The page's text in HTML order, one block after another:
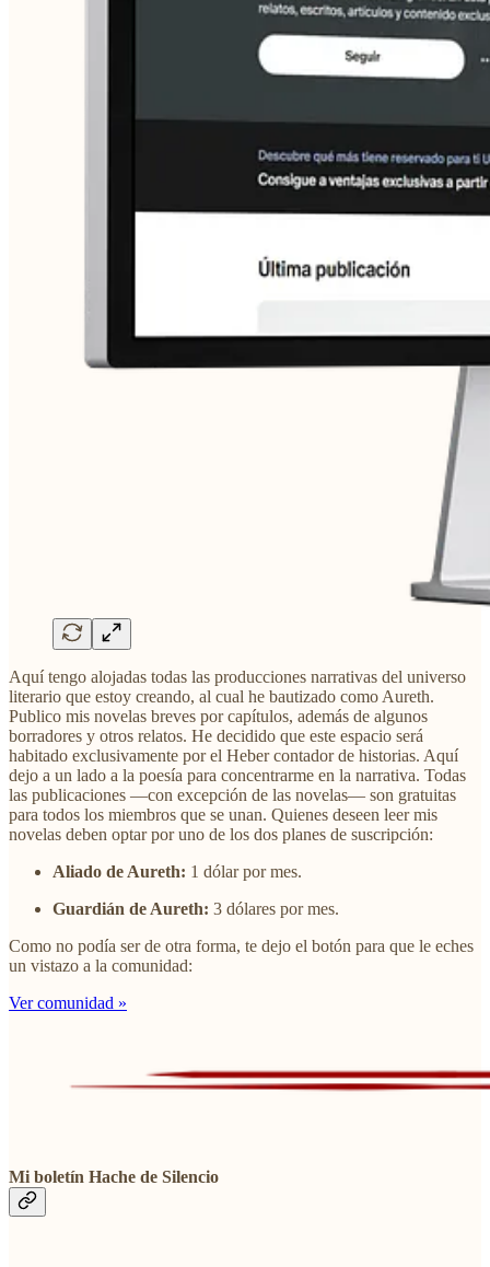
Aquí tengo alojadas todas las producciones narrativas del universo
literario que estoy creando, al cual he bautizado como Aureth.
Publico mis novelas breves por capítulos, además de algunos
borradores y otros relatos. He decidido que este espacio será
habitado exclusivamente por el Heber contador de historias. Aquí
dejo a un lado a la poesía para concentrarme en la narrativa. Todas
las publicaciones —con excepción de las novelas— son gratuitas
para todos los miembros que se unan. Quienes deseen leer mis
novelas deben optar por uno de los dos planes de suscripción:
Aliado de Aureth: 1 dólar por mes.
Guardián de Aureth: 3 dólares por mes.
Como no podía ser de otra forma, te dejo el botón para que le eches
un vistazo a la comunidad:
Ver comunidad »
Mi boletín Hache de Silencio